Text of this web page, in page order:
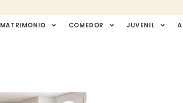
MATRIMONIO COMEDOR JUVENIL